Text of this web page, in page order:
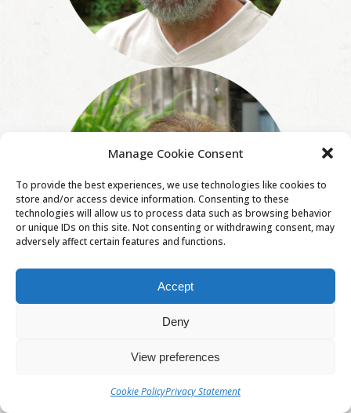
Manage Cookie Consent
To provide the best experiences, we use technologies like cookies to
store and/or access device information. Consenting to these
technologies will allow us to process data such as browsing behavior
or unique IDs on this site. Not consenting or withdrawing consent, may
adversely affect certain features and functions.
Accept
Deny
View preferences
Cookie PolicyPrivacy Statement
PATRICE ET ISABELLE DRAI